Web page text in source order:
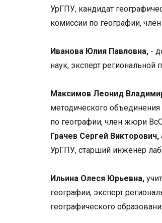
УрГПУ, кандидат
комиссии по географии,
Иванова Юлия Павловна, -
наук, эксперт
Максимов Леонид
методического
по географии, член жюри
Грачев Сергей Викторович,
УрГПУ, старший инженер
Ильина Олеся Юрьевна,
географии, эксперт
географического